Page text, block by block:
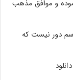
و موافق مذهب
دور نیست که